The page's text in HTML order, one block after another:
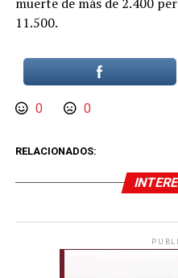
11.500.
0 0
RELACIONADOS: